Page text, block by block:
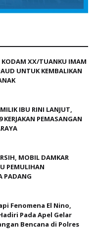
KODAM XX/TUANKU IMAM
UNTUK KEMBALIKAN
IBU RINI LANJUT,
PEMASANGAN
MOBIL DAMKAR
PEMULIHAN
PADANG
Fenomena El Nino,
Pada Apel Gelar
Bencana di Polres